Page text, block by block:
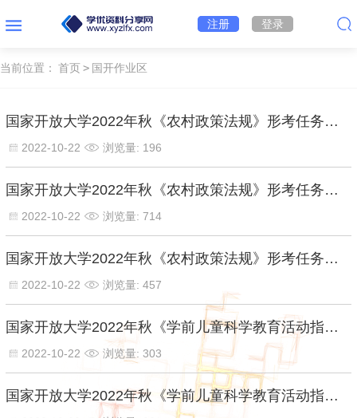
注册 登录
当前位置： 首页> 国开作业区
国家开放大学2022年秋《农村政策法规》形考任务三【百分答案】
2022-10-22 浏览量: 196
国家开放大学2022年秋《农村政策法规》形考任务二【百分答案】
2022-10-22 浏览量: 714
国家开放大学2022年秋《农村政策法规》形考任务一【百分答案】
2022-10-22 浏览量: 457
国家开放大学2022年秋《学前儿童科学教育活动指导》形成性考核四【百分答案】
2022-10-22 浏览量: 303
国家开放大学2022年秋《学前儿童科学教育活动指导》形成性考核三【百分答案】